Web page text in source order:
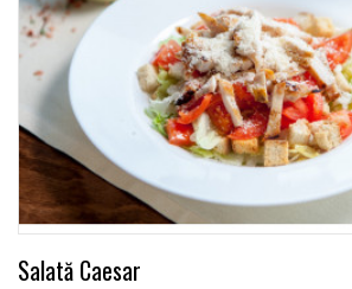
Salată Caesar